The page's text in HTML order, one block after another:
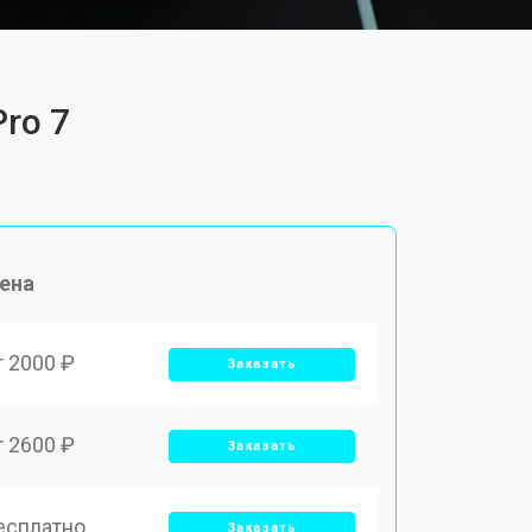
7
2000 ₽ Заказать
2600 ₽ Заказать
Заказать